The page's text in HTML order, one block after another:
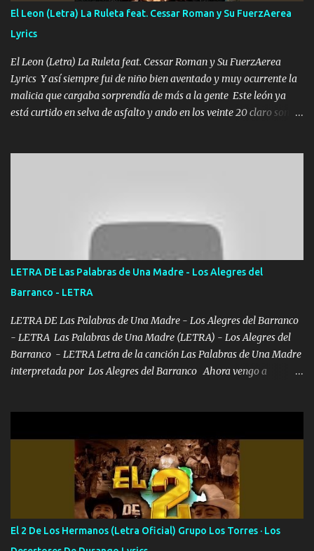
adoro
El Leon (Letra) La Ruleta feat. Cessar Roman y Su FuerzAerea
Lyrics
El Leon (Letra) La Ruleta feat. Cessar Roman y Su FuerzAerea
Lyrics Y así siempre fui de niño bien aventado y muy ocurrente la
malicia que cargaba sorprendía de más a la gente Este león ya
está curtido en selva de asfalto y ando en los veinte 20 claro son
Ya pasé varias hazañas ya tienen rato que me agarran el colmillo
de este León los estatales no sé esperaron Al tiro esta la PrimiZa
también la nueve que cargo al lado doy la mano al que su amigo y
al traicionero damos pa abajo Y No me paran aquí hay pa más
pues hay charola les voy a dar hasta topar pues no hay de otra...
LETRA DE Las Palabras de Una Madre - Los Alegres del
Barranco - LETRA
LETRA DE Las Palabras de Una Madre - Los Alegres del Barranco
- LETRA Las Palabras de Una Madre (LETRA) - Los Alegres del
Barranco - LETRA Letra de la canción Las Palabras de Una Madre
interpretada por Los Alegres del Barranco Ahora vengo a
quiso, él tiempo sigue pasando y nunca te olvidaremos, aquí
seguiré esperando hasta volvernos a vernos El recuerdo que yo
tengo de mi mente no se va, en mi corazón me llevo lo mismo que
tu papá, a veces me pongo triste porque no puedo mirarte, mas se
que tu me escuchas porque tu eres mi gran ángel, El desespero me
llega para reunirme contigo, tu iluminas mi sendero por siempre
serás mi niño, del amor que yo te tengo es co...
El 2 De Los Hermanos (Letra Oficial) Grupo Los Torres · Los